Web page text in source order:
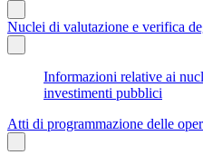
Nuclei di valutazione e verifica
Informazioni relative ai
investimenti pubblici
Atti di programmazione delle